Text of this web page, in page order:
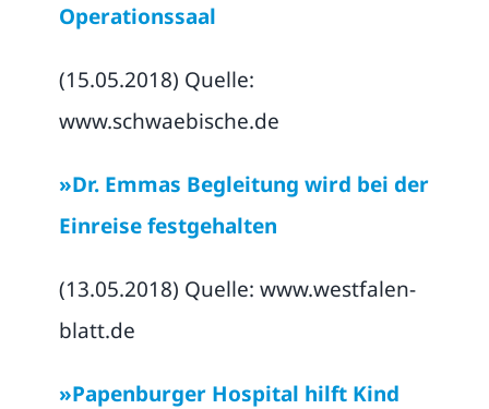
Operationssaal
(15.05.2018) Quelle:
www.schwaebische.de
»Dr. Emmas Begleitung wird bei der
Einreise festgehalten
(13.05.2018) Quelle: www.westfalen-
blatt.de
»Papenburger Hospital hilft Kind